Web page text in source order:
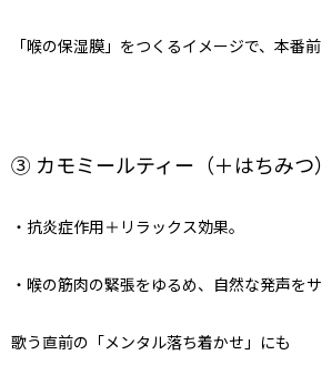
「喉の保湿膜」をつくるイメージで、本番
③ カモミールティー（＋はちみつ）
・抗炎症作用＋リラックス効果。
・喉の筋肉の緊張をゆるめ、自然な発声をサ
歌う直前の「メンタル落ち着かせ」にも